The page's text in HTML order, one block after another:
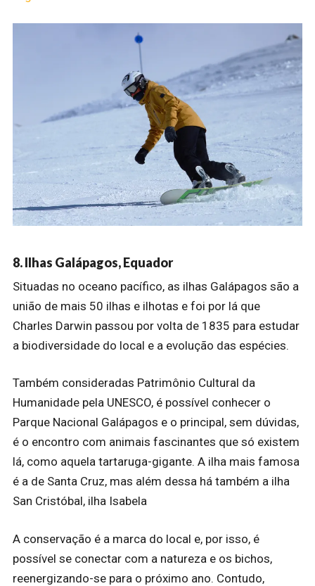
8. Ilhas Galápagos, Equador
Situadas no oceano pacífico, as ilhas Galápagos são a
união de mais 50 ilhas e ilhotas e foi por lá que
Charles Darwin passou por volta de 1835 para estudar
a biodiversidade do local e a evolução das espécies.
Também consideradas Patrimônio Cultural da
Humanidade pela UNESCO, é possível conhecer o
Parque Nacional Galápagos e o principal, sem dúvidas,
é o encontro com animais fascinantes que só existem
lá, como aquela tartaruga-gigante. A ilha mais famosa
é a de Santa Cruz, mas além dessa há também a ilha
San Cristóbal, ilha Isabela
A conservação é a marca do local e, por isso, é
possível se conectar com a natureza e os bichos,
reenergizando-se para o próximo ano. Contudo,